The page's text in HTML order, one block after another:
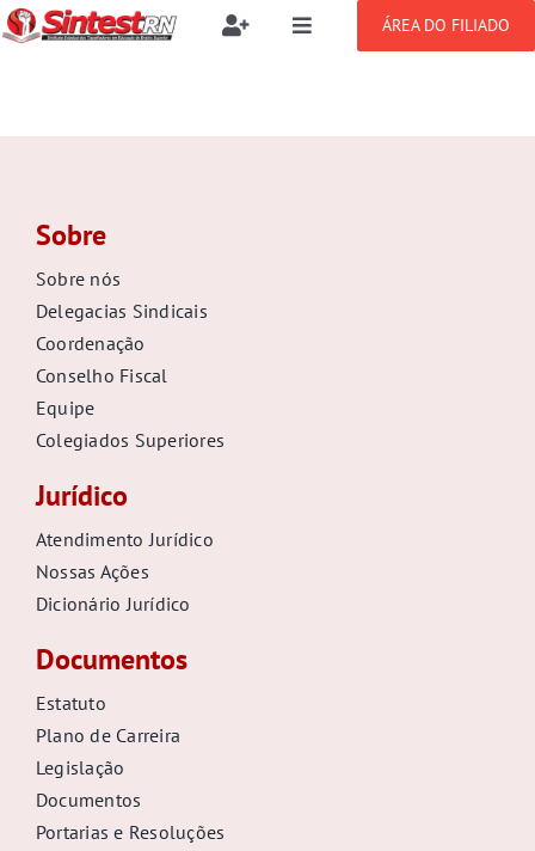
Ir
para
Toggle
Benefícios
Setor jurídico
Toggle
PUBLICAÇÕES
CONGRESSOS
GREVE
DOCUMENTOS
GALERIA
ÁREA DO FILIADO
Sobre
Sobre nós
Delegacias Sindicais
Coordenação
Conselho Fiscal
Equipe
Colegiados Superiores
Jurídico
Atendimento Jurídico
Nossas Ações
Dicionário Jurídico
Documentos
Estatuto
Plano de Carreira
Legislação
Documentos
Portarias e Resoluções